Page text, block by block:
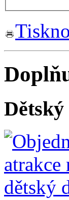
Dětský